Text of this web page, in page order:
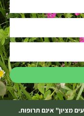
מציון" אינם תרופות.